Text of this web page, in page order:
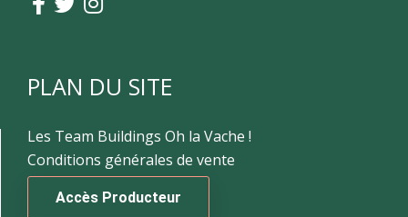
PLAN DU SITE
Les Team Buildings Oh la Vache !
Conditions générales de vente
Accès Producteur